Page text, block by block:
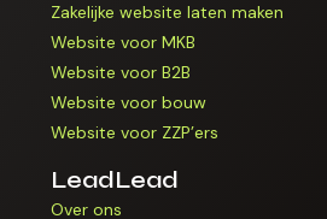
Zakelijke website laten maken
Website voor MKB
Website voor B2B
Website voor bouw
Website voor ZZP’ers
LeadLead
Over ons